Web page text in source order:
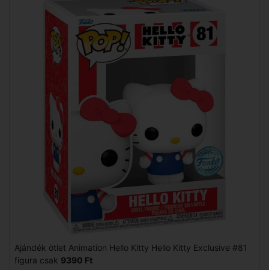
Ajándék ötlet Animation Hello Kitty Hello Kitty Exclusive #81
figura csak 9390 Ft